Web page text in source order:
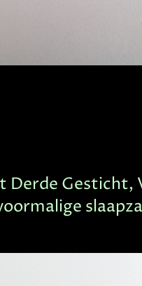
Derde Gesticht,